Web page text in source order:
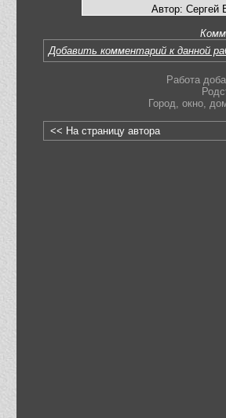
Автор: Сергей
Добавить комментарий к данной
Работа
Город, окно,
<< На страницу автора